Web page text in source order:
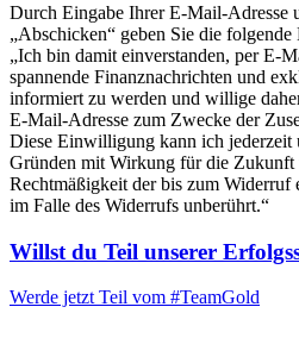
Durch Eingabe Ihrer E-Mail-Adresse
„Abschicken“ geben Sie die
„Ich bin damit einverstanden, per E-
spannende Finanznachrichten und
informiert zu werden und willige
E-Mail-Adresse zum Zwecke der
Diese Einwilligung kann ich jederzeit
Gründen mit Wirkung für die
Rechtmäßigkeit der bis zum Widerruf
im Falle des Widerrufs unberührt.“
Willst du Teil unserer
Werde jetzt Teil vom #TeamGold